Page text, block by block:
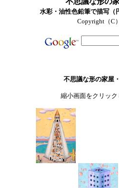
水彩・油性色鉛筆で描写（
Copyright（C
不思議な形の家屋
縮小画面をクリッ